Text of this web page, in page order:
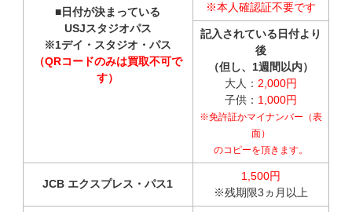
■日付が決まっている
USJスタジオパス
※1デイ・スタジオ・パス
（QRコードのみは買取不可で
す）
※本人確認証不要です
記入されている日付より
後
（但し、1週間以内）
大人： 2,000円
子供： 1,000円
※免許証かマイナンバー（表
面）
のコピーを頂きます。
JCB エクスプレス・パス1
1,500円
※残期限3ヵ月以上